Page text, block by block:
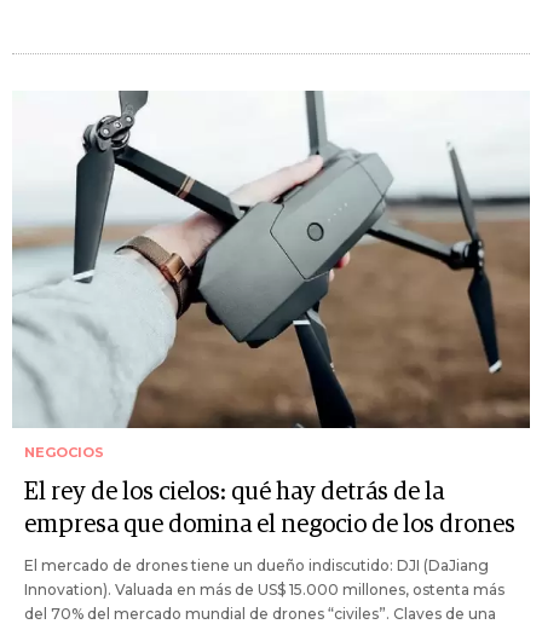
NEGOCIOS
El rey de los cielos: qué hay detrás de la
empresa que domina el negocio de los drones
El mercado de drones tiene un dueño indiscutido: DJI (DaJiang
Innovation). Valuada en más de US$ 15.000 millones, ostenta más
del 70% del mercado mundial de drones “civiles”. Claves de una